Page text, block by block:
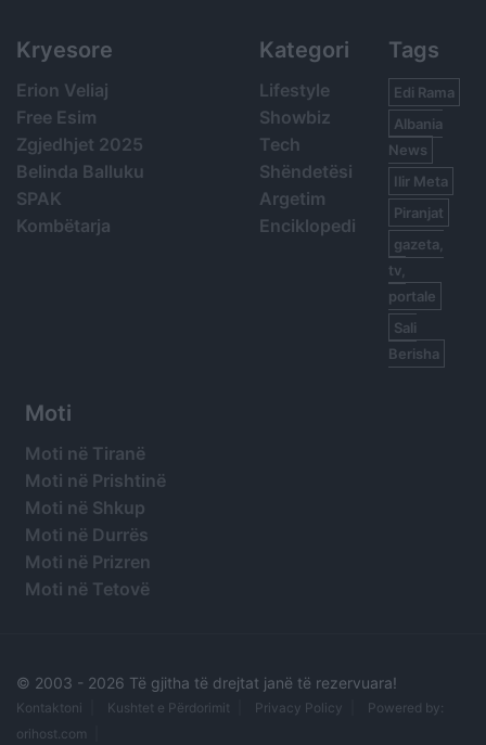
Kryesore
Erion Veliaj
Free Esim
Zgjedhjet 2025
Belinda Balluku
SPAK
Kombëtarja
Kategori
Lifestyle
Showbiz
Tech
Shëndetësi
Argetim
Enciklopedi
Tags
Edi Rama
Albania
News
Ilir Meta
Piranjat
gazeta,
tv,
portale
Sali
Berisha
Moti
Moti në Tiranë
Moti në Prishtinë
Moti në Shkup
Moti në Durrës
Moti në Prizren
Moti në Tetovë
© 2003 - 2026 Të gjitha të drejtat janë të rezervuara!
Kontaktoni Kushtet e Përdorimit Privacy Policy
Powered by:
orihost.com